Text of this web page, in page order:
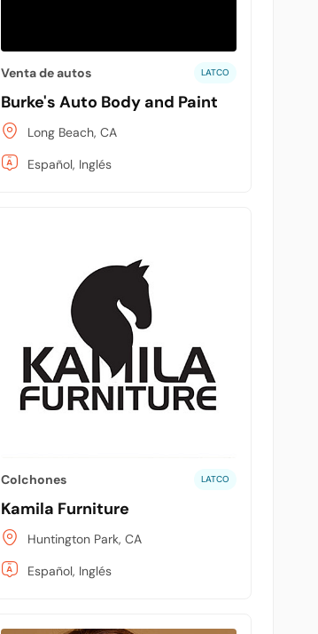
Venta de autos LATCO
Burke's Auto Body and Paint
Long Beach, CA
Español, Inglés
Colchones LATCO
Kamila Furniture
Huntington Park, CA
Español, Inglés